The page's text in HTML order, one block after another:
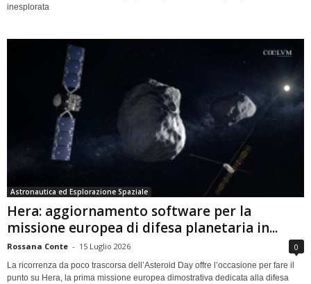
inesplorata
Astronautica ed Esplorazione Spaziale
Hera: aggiornamento software per la
missione europea di difesa planetaria in...
Rossana Conte - 15 Luglio 2026 0
La ricorrenza da poco trascorsa dell’Asteroid Day offre l’occasione per fare il
punto su Hera, la prima missione europea dimostrativa dedicata alla difesa